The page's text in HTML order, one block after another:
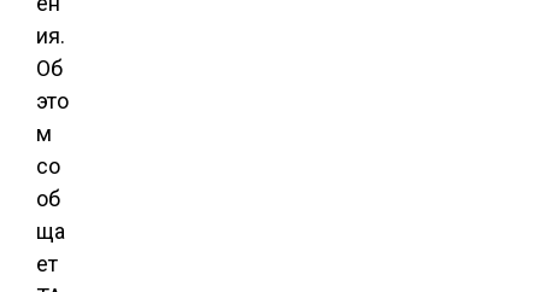
ия.
Об
это
м
со
об
ща
ет